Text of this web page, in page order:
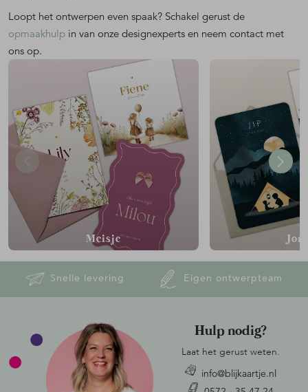
Loopt het ontwerpen even spaak? Schakel gerust de
opmaakhulp in van onze designexperts en neem contact met
ons op.
Meisje
Snelle levering Eigen ontwerpteam
Hulp nodig?
Laat het gerust weten.
info@blijkaartje.nl